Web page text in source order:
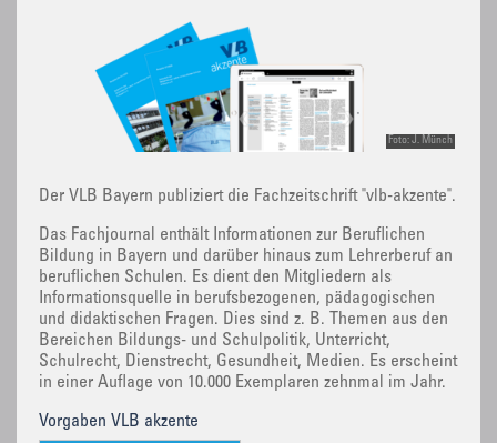
Foto: J. Münch
Der VLB Bayern publiziert die Fachzeitschrift "vlb-akzente".
Das Fachjournal enthält Informationen zur Beruflichen
Bildung in Bayern und darüber hinaus zum Lehrerberuf an
beruflichen Schulen. Es dient den Mitgliedern als
Informationsquelle in berufsbezogenen, pädagogischen
und didaktischen Fragen. Dies sind z. B. Themen aus den
Bereichen Bildungs- und Schulpolitik, Unterricht,
Schulrecht, Dienstrecht, Gesundheit, Medien. Es erscheint
in einer Auflage von 10.000 Exemplaren zehnmal im Jahr.
Vorgaben VLB akzente